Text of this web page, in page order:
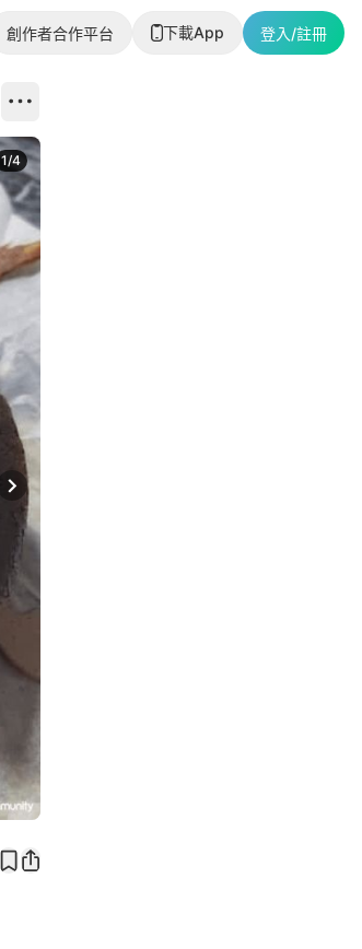
創作者合作平台 下載App 登入/註冊
Next slide
1/4